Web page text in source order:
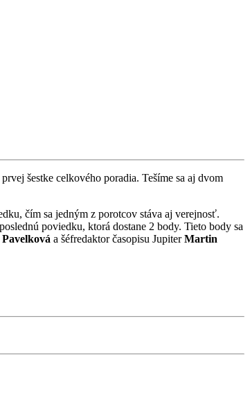
šestke celkového poradia. Tešíme sa aj dvom
čím sa jedným z porotcov stáva aj verejnosť.
poviedku, ktorá dostane 2 body. Tieto body sa
a šéfredaktor časopisu JupiterMartin